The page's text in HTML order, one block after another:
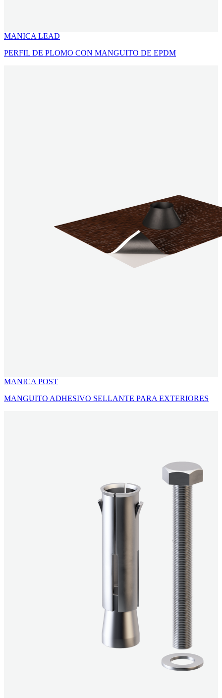
MANICA LEAD
PERFIL DE PLOMO CON MANGUITO DE EPDM
MANICA POST
MANGUITO ADHESIVO SELLANTE PARA EXTERIORES